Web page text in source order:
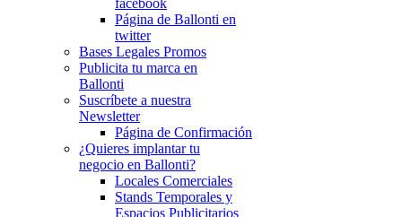
Página de Ballonti en
twitter
Bases Legales Promos
Publicita tu marca en
Ballonti
Suscríbete a nuestra
Newsletter
Página de Confirmación
¿Quieres implantar tu
negocio en Ballonti?
Locales Comerciales
Stands Temporales y
Espacios Publicitarios